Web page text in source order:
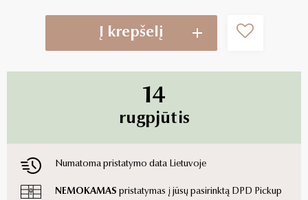
Į krepšelį
14
rugpjūtis
Numatoma pristatymo data Lietuvoje
NEMOKAMAS pristatymas į jūsų pasirinktą DPD Pickup